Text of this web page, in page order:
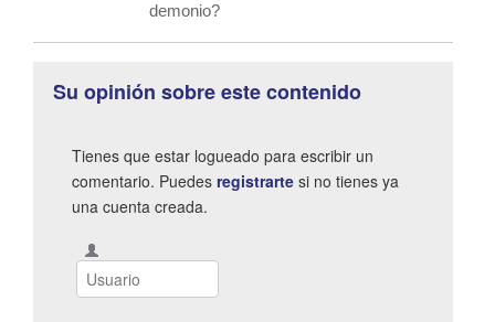
demonio?
Su opinión sobre este contenido
Tienes que estar logueado para escribir un
comentario. Puedes registrarte si no tienes ya
una cuenta creada.